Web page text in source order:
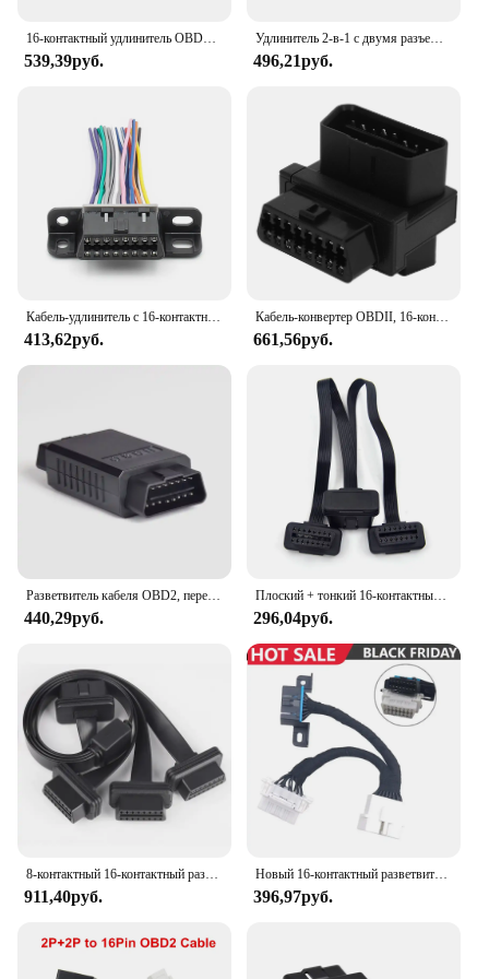
16-контактный удлинитель OBD2 OBDii OBD 2, разветвитель с одного штекера на два гнезда, Y-кабель OBD2, удлинитель-разветвитель
539,39руб.
Удлинитель 2-в-1 с двумя разъемами, 30 см
496,21руб.
Кабель-удлинитель с 16-контактным разъемом OBD2 «папа»-«мама»
413,62руб.
Кабель-конвертер OBDII, 16-контактный разъем «папа» на 2 «мама», адаптер OBD2 для диагностического удлинителя
661,56руб.
440,29руб.
Плоский + тонкий 16-контактный удлинитель OBD 2 OBD2 16-контактный ELM327 штекер-Двойной Женский Y-образный сплиттер коленчатый удлинитель OBDII Удлинительный кабель Бесплатная доставка
296,04руб.
911,40руб.
Новый 16-контактный разветвитель OBD2, Удлинительный кабель с одного штекера на два гнезда, Y-образный кабель, сплиттер OBD, инструмент для удлинения, электронный инструмент для соединения проводов
396,97руб.